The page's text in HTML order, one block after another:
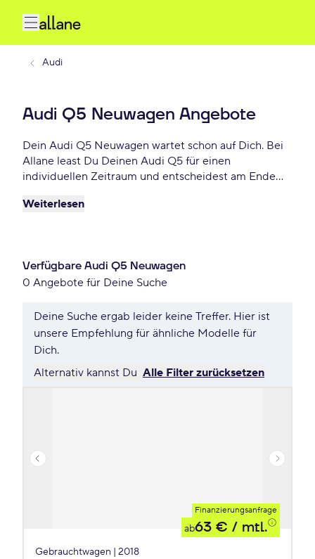
Audi
Audi Q5 Neuwagen Angebote
Dein Audi Q5 Neuwagen wartet schon auf Dich. Bei
Allane least Du Deinen Audi Q5 für einen
individuellen Zeitraum und entscheidest am Ende
zurückgeben willst. Finde das perfekte Audi Q5
Weiterlesen
Verfügbare Audi Q5 Neuwagen
0 Angebote für Deine Suche
Deine Suche ergab leider keine Treffer. Hier ist
unsere Empfehlung für ähnliche Modelle für
Dich.
Alternativ kannst Du Alle Filter zurücksetzen
Finanzierungsanfrage
ab63 € / mtl.
Gebrauchtwagen | 2018